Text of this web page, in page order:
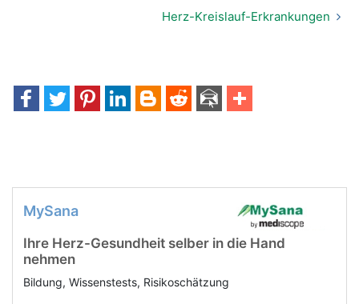
Herz-Kreislauf-Erkrankungen
MySana
Ihre Herz-Gesundheit selber in die Hand
nehmen
Bildung, Wissenstests, Risikoschätzung